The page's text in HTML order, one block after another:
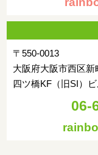
〒550-0013
大阪府大阪市西区新
四ツ橋KF（旧SI）
06-